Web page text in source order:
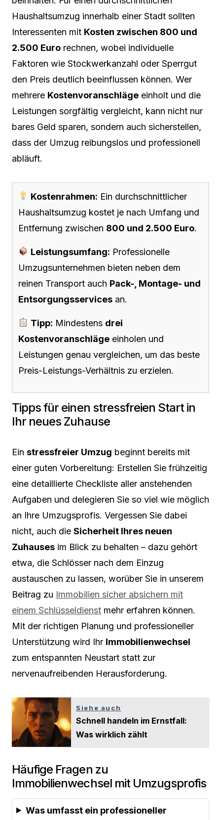
Haushaltsumzug innerhalb einer Stadt sollten
Interessenten mit Kosten zwischen 800 und
2.500 Euro rechnen, wobei individuelle
Faktoren wie Stockwerkanzahl oder Sperrgut
den Preis deutlich beeinflussen können. Wer
mehrere Kostenvoranschläge einholt und die
Leistungen sorgfältig vergleicht, kann nicht nur
bares Geld sparen, sondern auch sicherstellen,
dass der Umzug reibungslos und professionell
abläuft.
Kostenrahmen: Ein durchschnittlicher
Haushaltsumzug kostet je nach Umfang und
Entfernung zwischen 800 und 2.500 Euro.
Leistungsumfang: Professionelle
Umzugsunternehmen bieten neben dem
reinen Transport auch Pack-, Montage- und
Entsorgungsservices an.
Tipp: Mindestens drei
Kostenvoranschläge einholen und
Leistungen genau vergleichen, um das beste
Preis-Leistungs-Verhältnis zu erzielen.
Tipps für einen stressfreien Start in
Ihr neues Zuhause
Ein stressfreier Umzug beginnt bereits mit
einer guten Vorbereitung: Erstellen Sie frühzeitig
eine detaillierte Checkliste aller anstehenden
Aufgaben und delegieren Sie so viel wie möglich
an Ihre Umzugsprofis. Vergessen Sie dabei
nicht, auch die Sicherheit Ihres neuen
Zuhauses im Blick zu behalten – dazu gehört
etwa, die Schlösser nach dem Einzug
austauschen zu lassen, worüber Sie in unserem
Beitrag zu Immobilien sicher absichern mit
einem Schlüsseldienst mehr erfahren können.
Mit der richtigen Planung und professioneller
Unterstützung wird Ihr Immobilienwechsel
zum entspannten Neustart statt zur
nervenaufreibenden Herausforderung.
Siehe auch
Schnell handeln im Ernstfall:
Was wirklich zählt
Häufige Fragen zu
Immobilienwechsel mit Umzugsprofis
Was umfasst ein professioneller